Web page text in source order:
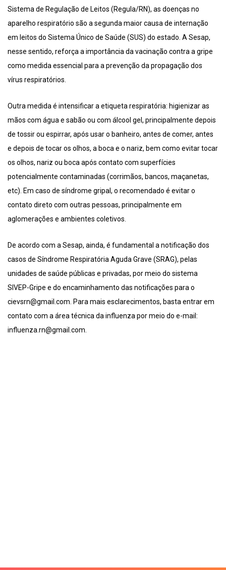
Sistema de Regulação de Leitos (Regula/RN), as doenças no
aparelho respiratório são a segunda maior causa de internação
em leitos do Sistema Único de Saúde (SUS) do estado. A Sesap,
nesse sentido, reforça a importância da vacinação contra a gripe
como medida essencial para a prevenção da propagação dos
vírus respiratórios.
Outra medida é intensificar a etiqueta respiratória: higienizar as
mãos com água e sabão ou com álcool gel, principalmente depois
de tossir ou espirrar, após usar o banheiro, antes de comer, antes
e depois de tocar os olhos, a boca e o nariz, bem como evitar tocar
os olhos, nariz ou boca após contato com superfícies
potencialmente contaminadas (corrimãos, bancos, maçanetas,
etc). Em caso de síndrome gripal, o recomendado é evitar o
contato direto com outras pessoas, principalmente em
aglomerações e ambientes coletivos.
De acordo com a Sesap, ainda, é fundamental a notificação dos
casos de Síndrome Respiratória Aguda Grave (SRAG), pelas
unidades de saúde públicas e privadas, por meio do sistema
SIVEP-Gripe e do encaminhamento das notificações para o
cievsrn@gmail.com. Para mais esclarecimentos, basta entrar em
contato com a área técnica da influenza por meio do e-mail:
influenza.rn@gmail.com.